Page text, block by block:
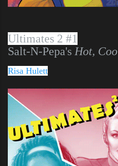
Ultimates 2 #1
Salt-N-Pepa's Hot,
Risa Hulett